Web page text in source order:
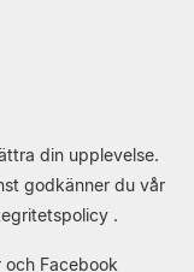
din upplevelse.
godkänner du vår
.
och Facebook